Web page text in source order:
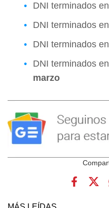
DNI terminados en
DNI terminados en
DNI terminados en
DNI terminados en
marzo